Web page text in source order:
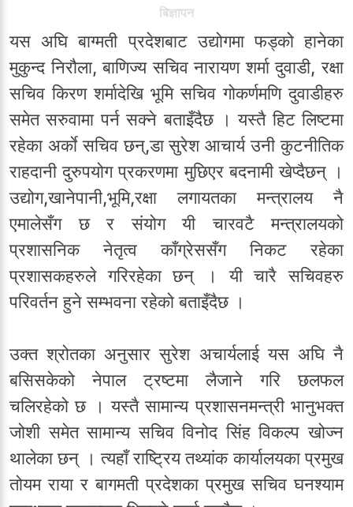
बिज्ञापन
यस अघि बाग्मती प्रदेशबाट उद्योगमा फड्को हानेका
मुकुन्द निरौला, बाणिज्य सचिव नारायण शर्मा दुवाडी, रक्षा
सचिव किरण शर्मादेखि भूमि सचिव गोकर्णमणि दुवाडीहरु
समेत सरुवामा पर्न सक्ने बताइँदैछ । यस्तै हिट लिष्टमा
रहेका अर्काे सचिव छन्,डा सुरेश आचार्य उनी कुटनीतिक
राहदानी दुरुपयोग प्रकरणमा मुछिएर बदनामी खेप्दैछन् ।
उद्योग,खानेपानी,भूमि,रक्षा लगायतका मन्त्रालय नै
एमालेसँग छ र संयोग यी चारवटै मन्त्रालयको
प्रशासनिक नेतृत्व काँग्रेससँग निकट रहेका
प्रशासकहरुले गरिरहेका छन् । यी चारै सचिवहरु
परिवर्तन हुने सम्भवना रहेको बताइँदैछ ।
उक्त श्रोतका अनुसार सुरेश अचार्यलाई यस अघि नै
बसिसकेको नेपाल ट्रष्टमा लैजाने गरि छलफल
चलिरहेको छ । यस्तै सामान्य प्रशासनमन्त्री भानुभक्त
जोशी समेत सामान्य सचिव विनोद सिंह विकल्प खोज्न
थालेका छन् । त्यहाँ राष्ट्रिय तथ्यांक कार्यालयका प्रमुख
तोयम राया र बागमती प्रदेशका प्रमुख सचिव घनश्याम